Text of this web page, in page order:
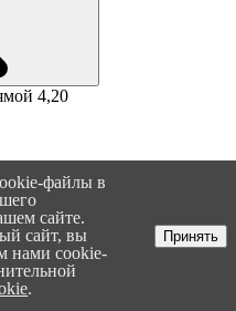
4,20
файлы в
сайте.
сайт, вы
нами cookie-
.
Принять